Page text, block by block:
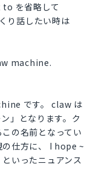
を省略して
り話したい時は
machine.
です。 claw は
」となります。ク
の名前となってい
の仕方に、 I hope ~
いったニュアンス